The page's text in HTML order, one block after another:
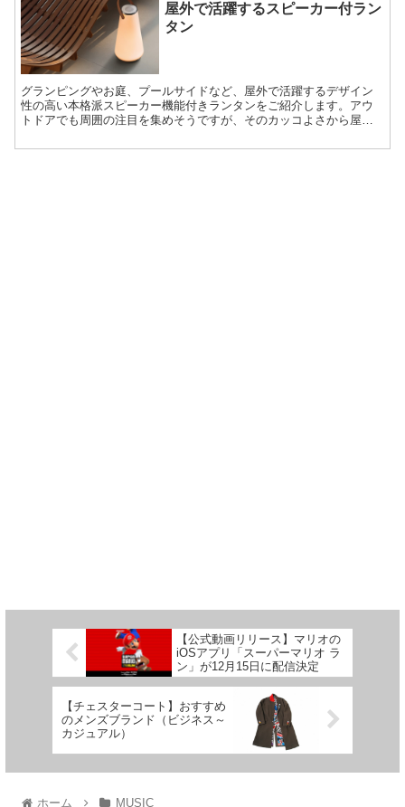
屋外で活躍するスピーカー付ラン
タン
グランピングやお庭、プールサイドなど、屋外で活躍するデザイン
性の高い本格派スピーカー機能付きランタンをご紹介します。アウ
トドアでも周囲の注目を集めそうですが、そのカッコよさから屋
【公式動画リリース】マリオの
iOSアプリ「スーパーマリオ ラ
ン」が12月15日に配信決定
【チェスターコート】おすすめ
のメンズブランド（ビジネス～
カジュアル）
ホーム MUSIC